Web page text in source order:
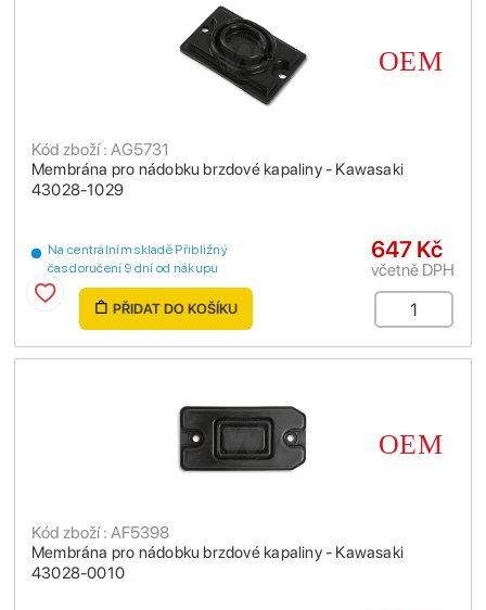
Membrána pro nádobku brzdové kapaliny - Kawasaki
43028-1029
Kód zboží : AG5731
Na centrálním skladě Přibližný
čas doručení 9 dní od nákupu
647 Kč
včetně DPH
PŘIDAT DO KOŠÍKU
Membrána pro nádobku brzdové kapaliny - Kawasaki
43028-0010
Kód zboží : AF5398